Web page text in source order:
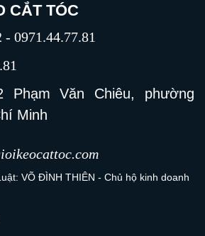
CẮT TÓC
0971.44.77.81
Phạm Văn Chiêu, phường
Minh
VÕ ĐÌNH THIÊN - Chủ hộ kinh doanh